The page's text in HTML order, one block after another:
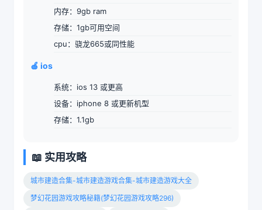
内存：9gb ram
存储：1gb可用空间
cpu：骁龙665或同性能
🍎 ios
系统：ios 13 或更高
设备：iphone 8 或更新机型
存储：1.1gb
📖 实用攻略
城市建造合集-城市建造游戏合集-城市建造游戏大全
梦幻花园游戏攻略秘籍(梦幻花园游戏攻略296)